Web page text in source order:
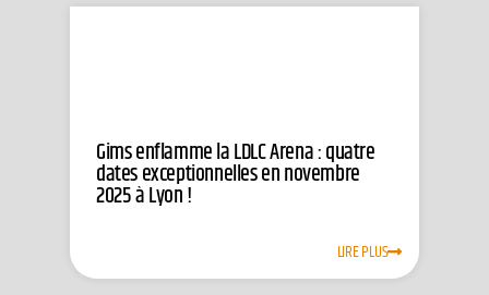
Gims enflamme la LDLC Arena : quatre
dates exceptionnelles en novembre
2025 à Lyon !
LIRE PLUS